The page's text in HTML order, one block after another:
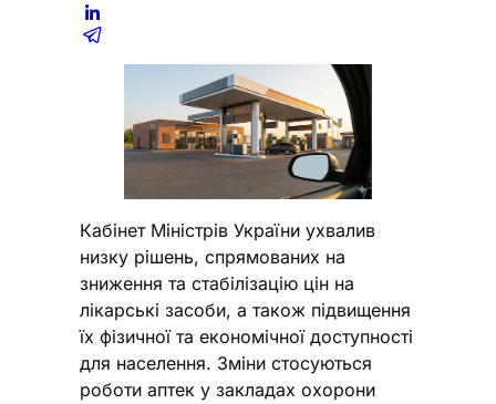
Кабінет Міністрів України ухвалив
низку рішень, спрямованих на
зниження та стабілізацію цін на
лікарські засоби, а також підвищення
їх фізичної та економічної доступності
для населення. Зміни стосуються
роботи аптек у закладах охорони